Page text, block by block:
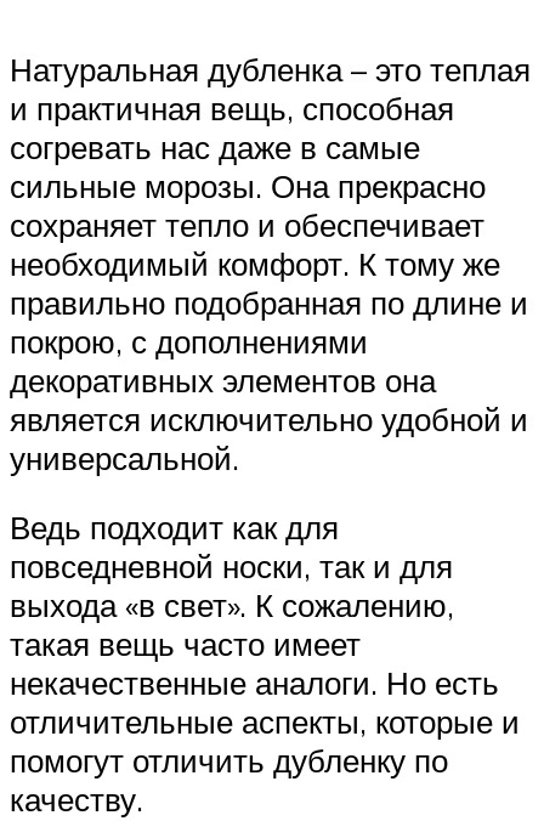
Натуральная дубленка – это теплая
и практичная вещь, способная
согревать нас даже в самые
сильные морозы. Она прекрасно
сохраняет тепло и обеспечивает
необходимый комфорт. К тому же
правильно подобранная по длине и
покрою, с дополнениями
декоративных элементов она
является исключительно удобной и
универсальной.
Ведь подходит как для
повседневной носки, так и для
выхода «в свет». К сожалению,
такая вещь часто имеет
некачественные аналоги. Но есть
отличительные аспекты, которые и
помогут отличить дубленку по
качеству.